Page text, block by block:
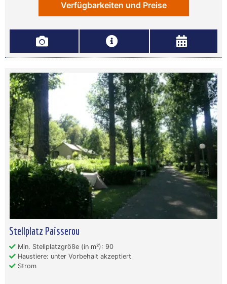
Verfügbarkeiten und Preise
Stellplatz Paisserou
Min. Stellplatzgröße (in m²): 90
Haustiere: unter Vorbehalt akzeptiert
Strom